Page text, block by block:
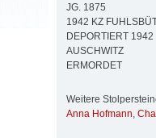
JG. 1875
1942 KZ
DEPORTIERT 1942
AUSCHWITZ
ERMORDET
Weitere
Anna Hofmann,